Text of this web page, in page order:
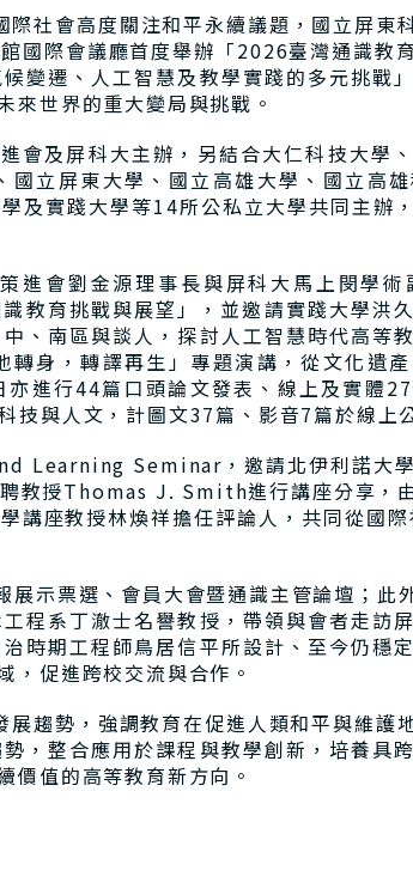
社會高度關注和平永續議題，國立屏東
國際會議廳首度舉辦「2026臺灣通識教
變遷、人工智慧及教學實踐的多元挑戰
來世界的重大變局與挑戰。
及屏科大主辦，另結合大仁科技大學、
立屏東大學、國立高雄大學、國立高
及實踐大學等14所公私立大學共同主辦
劉金源理事長與屏科大馬上閔學術
教育挑戰與展望」，並邀請實踐大學洪
、南區與談人，探討人工智慧時代高等
身，轉譯再生」專題演講，從文化遺
進行44篇口頭論文發表、線上及實體
技與人文，計圖文37篇、影音7篇於線上
Seminar，邀請北伊利諾大學
教授Thomas J. Smith進行講座分享，
講座教授林煥祥擔任評論人，共同從國
票選、會員大會暨通識主管論壇；此
程系丁澈士名譽教授，帶領與會者走訪
時期工程師鳥居信平所設計、至今仍穩
，促進跨校交流與合作。
勢，強調教育在促進人類和平與維護地
，整合應用於課程與教學創新，培養具
價值的高等教育新方向。